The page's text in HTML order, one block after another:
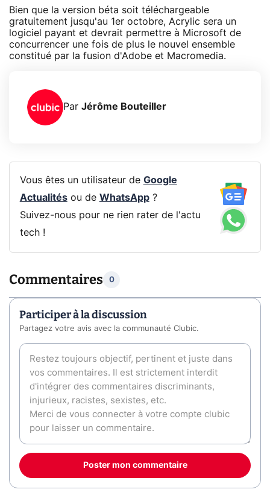
Bien que la version béta soit téléchargeable
gratuitement jusqu'au 1er octobre, Acrylic sera un
logiciel payant et devrait permettre à Microsoft de
concurrencer une fois de plus le nouvel ensemble
constitué par la fusion d'Adobe et Macromedia.
Par Jérôme Bouteiller
Vous êtes un utilisateur de Google
Actualitésou de WhatsApp?
Suivez-nous pour ne rien rater de l'actu
tech !
Commentaires 0
Participer à la discussion
Partagez votre avis avec la communauté Clubic.
Poster mon commentaire